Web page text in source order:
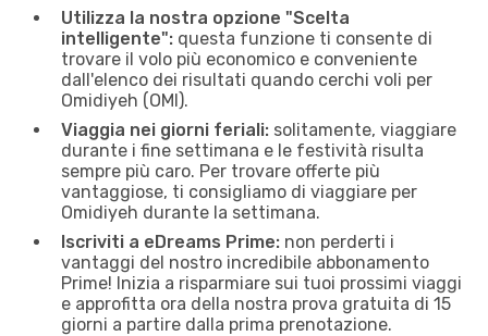
Utilizza la nostra opzione "Scelta
intelligente": questa funzione ti consente di
trovare il volo più economico e conveniente
dall'elenco dei risultati quando cerchi voli per
Omidiyeh (OMI).
Viaggia nei giorni feriali: solitamente, viaggiare
durante i fine settimana e le festività risulta
sempre più caro. Per trovare offerte più
vantaggiose, ti consigliamo di viaggiare per
Omidiyeh durante la settimana.
Iscriviti a eDreams Prime: non perderti i
vantaggi del nostro incredibile abbonamento
Prime! Inizia a risparmiare sui tuoi prossimi viaggi
e approfitta ora della nostra prova gratuita di 15
giorni a partire dalla prima prenotazione.